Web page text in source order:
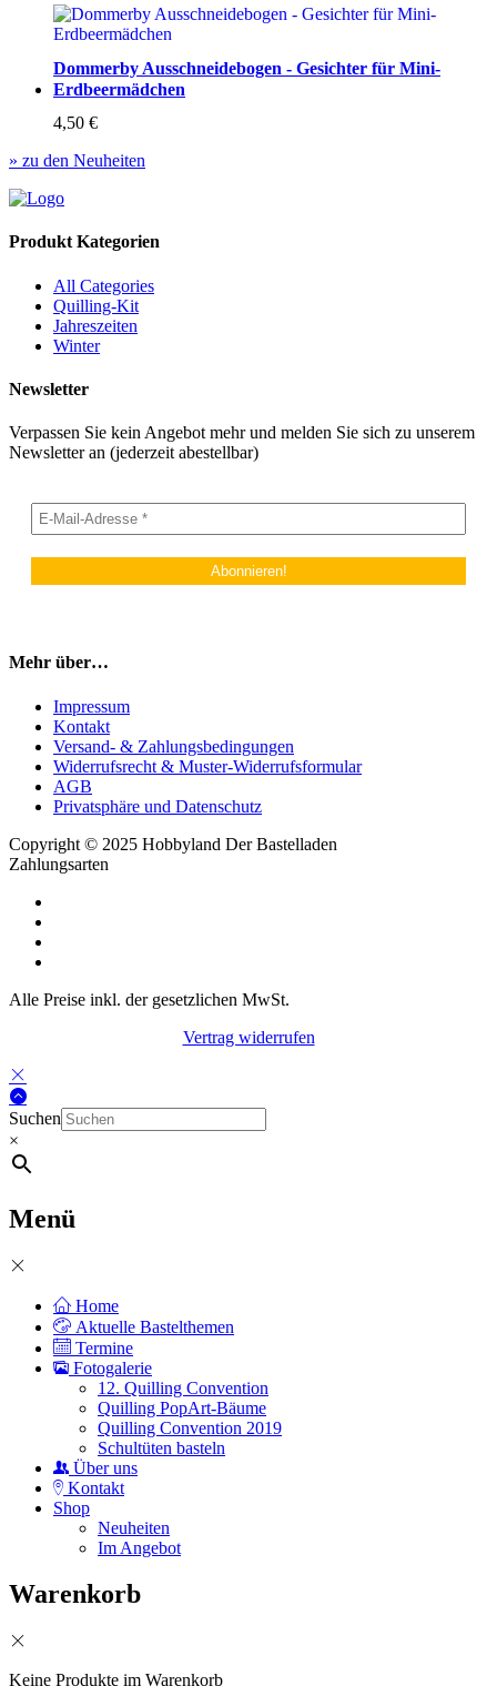
Dommerby Ausschneidebogen - Gesichter für Mini-
Erdbeermädchen
4,50 €
» zu den Neuheiten
Produkt Kategorien
All Categories
Quilling-Kit
Jahreszeiten
Winter
Newsletter
Verpassen Sie kein Angebot mehr und melden Sie sich zu unserem
Newsletter an (jederzeit abestellbar)
Mehr über…
Impressum
Kontakt
Versand- & Zahlungsbedingungen
Widerrufsrecht & Muster-Widerrufsformular
AGB
Privatsphäre und Datenschutz
Copyright © 2025 Hobbyland Der Bastelladen
Zahlungsarten
Alle Preise inkl. der gesetzlichen MwSt.
Vertrag widerrufen
Suchen
×
Menü
Home
Aktuelle Bastelthemen
Termine
Fotogalerie
12. Quilling Convention
Quilling PopArt-Bäume
Quilling Convention 2019
Schultüten basteln
Über uns
Kontakt
Shop
Neuheiten
Im Angebot
Warenkorb
Keine Produkte im Warenkorb